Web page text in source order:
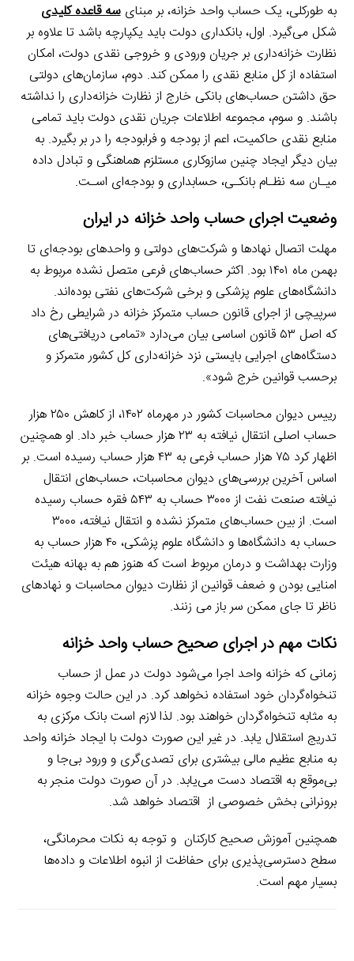
به طورکلی، یک حساب واحد خزانه، بر مبنایسه قاعده کلیدی
شکل می‌گیرد. اول، بانکداری دولت باید یکپارچه باشد تا علاوه بر
نظارت خزانه‌داری بر جریان ورودی و خروجی نقدی دولت، امکان
استفاده از کل منابع نقدی را ممکن کند. دوم، سازمان‌های دولتی
حق داشتن حساب‌های بانکی خارج از نظارت خزانه‌داری را نداشته
باشند. و سوم، مجموعه اطلاعات جریان نقدی دولت باید تمامی
منابع نقدی حاکمیت، اعم از بودجه و فرابودجه را در بر بگیرد. به
بیان دیگر ایجاد چنین سازو‌کاری مستلزم هماهنگی و تبادل داده
میـان سه نظـام بانکـی، حسابداری و بودجه‌ای اسـت.
وضعیت اجرای حساب واحد خزانه در ایران
مهلت اتصال نهادها و شرکت‌های دولتی و واحدهای بودجه‌ای تا
بهمن ماه ۱۴۰۱ بود. اکثر حساب‌های فرعی متصل نشده مربوط به
دانشگاه‌های علوم پزشکی و برخی شرکت‌های نفتی بوده‌اند.
سرپیچی از اجرای قانون حساب متمرکز خزانه در شرایطی رخ داد
که اصل ۵۳ قانون اساسی بیان می‌دارد «تمامی دریافتی‌های
دستگاه‌های اجرایی بایستی نزد خزانه‌داری کل کشور متمرکز و
برحسب قوانین خرج شود».
رییس دیوان محاسبات کشور در مهرماه ۱۴۰۲، از کاهش ۲۵۰ هزار
حساب اصلی انتقال نیافته به ۲۳ هزار حساب خبر داد. او همچنین
اظهار کرد ۷۵ هزار حساب فرعی به ۴۳ هزار حساب رسیده است. بر
اساس آخرین بررسی‌های دیوان محاسبات، حساب‌های انتقال
نیافته صنعت نفت از ۳۰۰۰ حساب به ۵۴۳ فقره حساب رسیده
است. از بین حساب‌های متمرکز نشده و انتقال نیافته، ۳۰۰۰
حساب به دانشگاه‌ها و دانشگاه علوم پزشکی، ۴۰ هزار حساب به
وزارت بهداشت و درمان مربوط است که هنوز هم به بهانه هیئت
امنایی بودن و ضعف قوانین از نظارت دیوان محاسبات و نهادهای
ناظر تا جای ممکن سر باز می زنند.
نکات مهم در اجرای صحیح حساب واحد خزانه
زمانی که خزانه ‌واحد اجرا می‌شود دولت در عمل از حساب
تنخواه‌گردان خود استفاده نخواهد کرد. در این حالت وجوه خزانه
به مثابه تنخواه‌گردان خواهند بود. لذا لازم است بانک مرکزی به
تدریج استقلال یابد. در غیر این صورت دولت با ایجاد خزانه واحد
به منابع عظیم مالی بیشتری برای تصدی‌گری و ورود بی‌جا و
بی‌موقع به اقتصاد دست می‌یابد. در آن صورت دولت منجر به
برونرانی بخش خصوصی از اقتصاد خواهد شد.
همچنین آموزش صحیح کارکنان و توجه به نکات محرمانگی،
سطح دسترسی‌پذیری برای حفاظت از انبوه اطلاعات و داده‌ها
بسیار مهم است.